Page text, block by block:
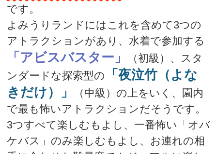
です。
よみうりランドにはこれを含めて3つの
アトラクションがあり、水着で参加する
「アビスバスター」
（初級）、スタ
ンダードな探索型の
「夜泣竹（よな
きだけ）」
（中級）の上をいく、園内
で最も怖いアトラクションだそうです。
3つすべて楽しむもよし、一番怖い「オバ
ケバス」のみ楽しむもよし、お連れの相